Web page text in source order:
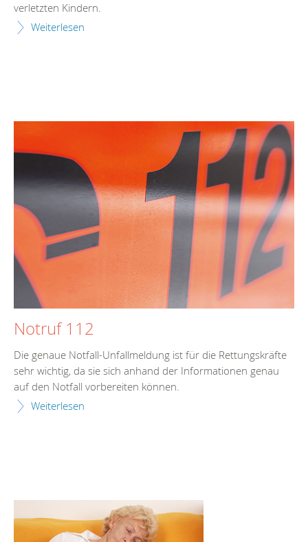
verletzten Kindern.
Weiterlesen
Notruf 112
Die genaue Notfall-Unfallmeldung ist für die Rettungskräfte
sehr wichtig, da sie sich anhand der Informationen genau
auf den Notfall vorbereiten können.
Weiterlesen